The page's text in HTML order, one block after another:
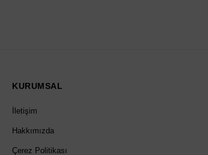
KURUMSAL
İletişim
Hakkımızda
Çerez Politikası